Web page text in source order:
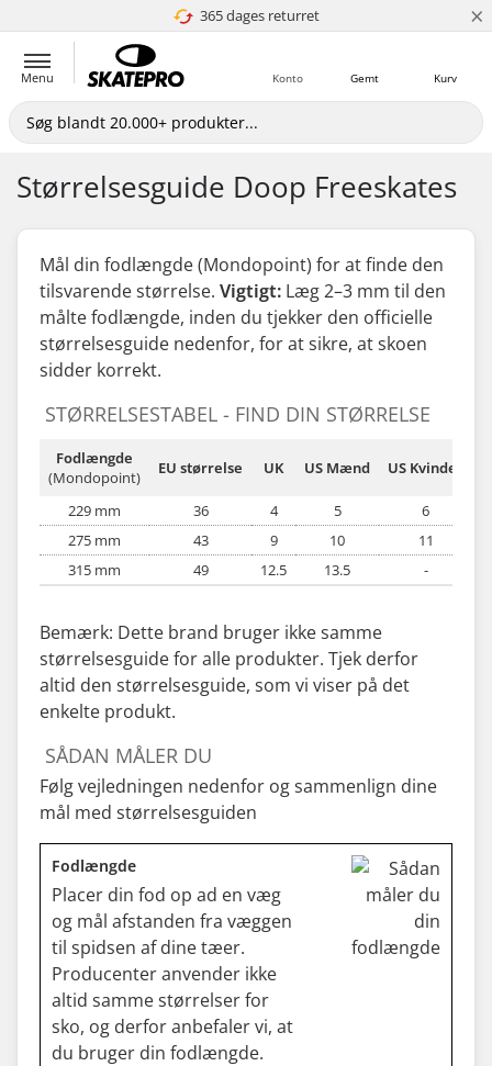
365 dages returret
4.8 ud af 5 ×
Menu Kurv
Gemt
Konto
Størrelsesguide Doop Freeskates
Mål din fodlængde (Mondopoint) for at finde den
tilsvarende størrelse. Vigtigt: Læg 2–3 mm til den
målte fodlængde, inden du tjekker den officielle
størrelsesguide nedenfor, for at sikre, at skoen
sidder korrekt.
STØRRELSESTABEL - FIND DIN STØRRELSE
Fodlængde
(Mondopoint)
EU størrelse UK US Mænd US Kvinder
229 mm 36 4 5
6
275 mm
43 9 10
11
315 mm
49 12.5 13.5 -
Bemærk: Dette brand bruger ikke samme
størrelsesguide for alle produkter. Tjek derfor
altid den størrelsesguide, som vi viser på det
enkelte produkt.
SÅDAN MÅLER DU
Følg vejledningen nedenfor og sammenlign dine
mål med størrelsesguiden
Fodlængde
Placer din fod op ad en væg
og mål afstanden fra væggen
til spidsen af dine tæer.
Producenter anvender ikke
altid samme størrelser for
sko, og derfor anbefaler vi, at
du bruger din fodlængde.